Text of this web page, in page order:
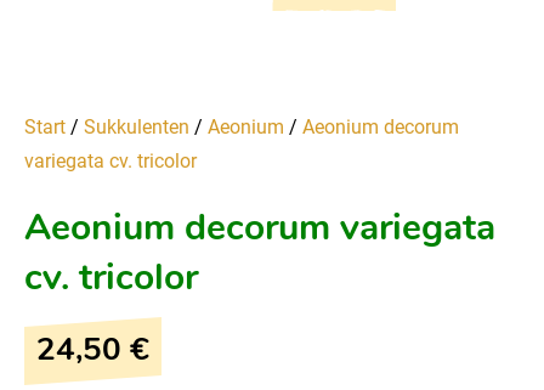
Start / Sukkulenten / Aeonium / Aeonium decorum
variegata cv. tricolor
Aeonium decorum variegata
cv. tricolor
24,50 €